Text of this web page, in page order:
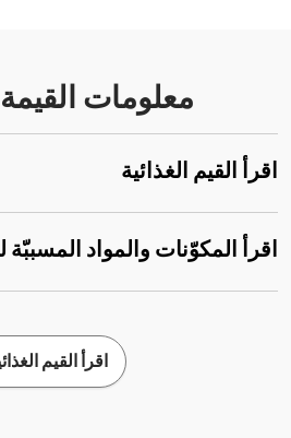
معلومات القيمة
اقرأ القيم الغذائية
اقرأ المكوّنات والمواد
اقرأ القيم